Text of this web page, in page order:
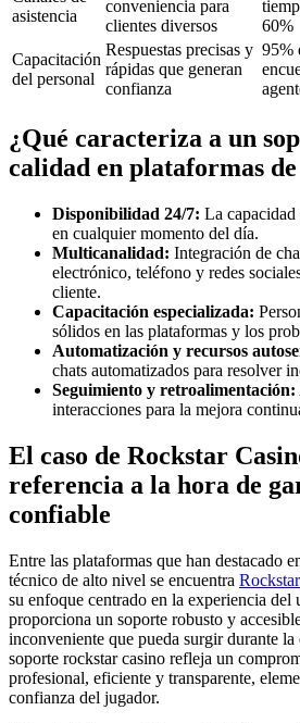
asistencia
conveniencia para
clientes diversos
60%
Capacitación
del personal
Respuestas precisas y
rápidas que generan
confianza
95%
¿Qué caracteriza a un
calidad en plataformas de
Disponibilidad 24/7: La capacidad
en cualquier momento del día.
Multicanalidad: Integración de
electrónico, teléfono y redes
cliente.
Capacitación especializada:
sólidos en las plataformas y los
Automatización y recursos
chats automatizados para resolver
Seguimiento y retroalimentación:
interacciones para la mejora
El caso de Rockstar
referencia a la hora de
confiable
Entre las plataformas que han destacado
técnico de alto nivel se encuentra
su enfoque centrado en la experiencia del
proporciona un soporte robusto y
inconveniente que pueda surgir durante
soporte rockstar casino refleja un
profesional, eficiente y transparente,
confianza del jugador.